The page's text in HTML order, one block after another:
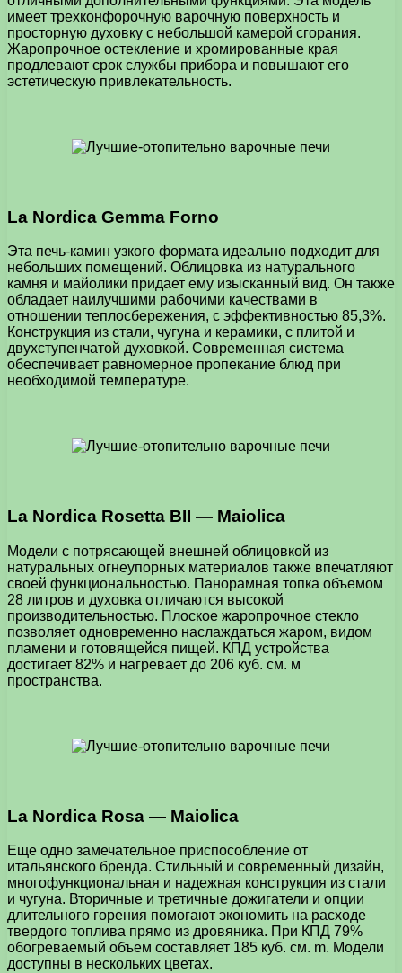
имеет трехконфорочную варочную поверхность и
просторную духовку с небольшой камерой сгорания.
Жаропрочное остекление и хромированные края
продлевают срок службы прибора и повышают его
эстетическую привлекательность.
La Nordica Gemma Forno
Эта печь-камин узкого формата идеально подходит для
небольших помещений. Облицовка из натурального
камня и майолики придает ему изысканный вид. Он также
обладает наилучшими рабочими качествами в
отношении теплосбережения, с эффективностью 85,3%.
Конструкция из стали, чугуна и керамики, с плитой и
двухступенчатой духовкой. Современная система
обеспечивает равномерное пропекание блюд при
необходимой температуре.
La Nordica Rosetta BII — Maiolica
Модели с потрясающей внешней облицовкой из
натуральных огнеупорных материалов также впечатляют
своей функциональностью. Панорамная топка объемом
28 литров и духовка отличаются высокой
производительностью. Плоское жаропрочное стекло
позволяет одновременно наслаждаться жаром, видом
пламени и готовящейся пищей. КПД устройства
достигает 82% и нагревает до 206 куб. см. м
пространства.
La Nordica Rosa — Maiolica
Еще одно замечательное приспособление от
итальянского бренда. Стильный и современный дизайн,
многофункциональная и надежная конструкция из стали
и чугуна. Вторичные и третичные дожигатели и опции
длительного горения помогают экономить на расходе
твердого топлива прямо из дровяника. При КПД 79%
обогреваемый объем составляет 185 куб. см. m. Модели
доступны в нескольких цветах.